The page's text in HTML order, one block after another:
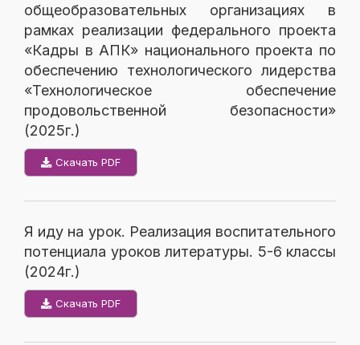
общеобразовательных организациях в
рамках реализации федерального проекта
«Кадры в АПК» национального проекта по
обеспечению технологического лидерства
«Технологическое обеспечение
продовольственной безопасности»
(2025г.)
Скачать PDF
Я иду на урок. Реализация воспитательного
потенциала уроков литературы. 5-6 классы
(2024г.)
Скачать PDF